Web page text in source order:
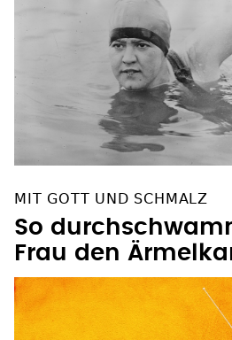
MIT GOTT UND SCHMALZ
So
Frau den